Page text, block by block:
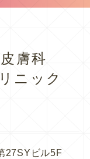
膚科
ニック
27SYビル5F